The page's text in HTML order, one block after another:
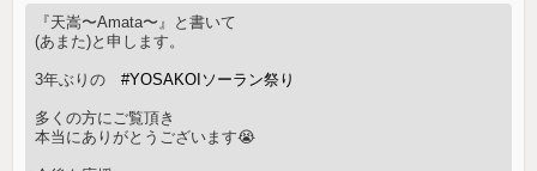
『天嵩〜Amata〜』と書いて
(あまた)と申します。
3年ぶりの#YOSAKOIソーラン祭り
多くの方にご覧頂き
本当にありがとうございます😭